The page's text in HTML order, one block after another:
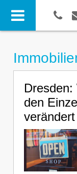
Dresden:
den
verändert